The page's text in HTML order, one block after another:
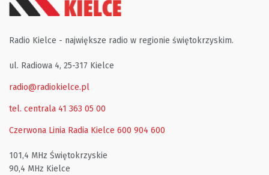
Radio Kielce - największe radio w regionie świętokrzyskim.
ul. Radiowa 4, 25-317 Kielce
radio@radiokielce.pl
tel. centrala 41 363 05 00
Czerwona Linia Radia Kielce 600 904 600
101,4 MHz Świętokrzyskie
90,4 MHz Kielce